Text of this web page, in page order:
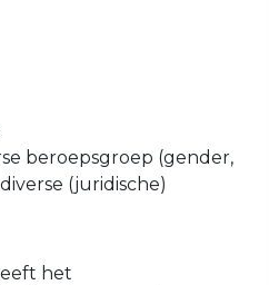
beroepsgroep (gender,
(juridische)
het